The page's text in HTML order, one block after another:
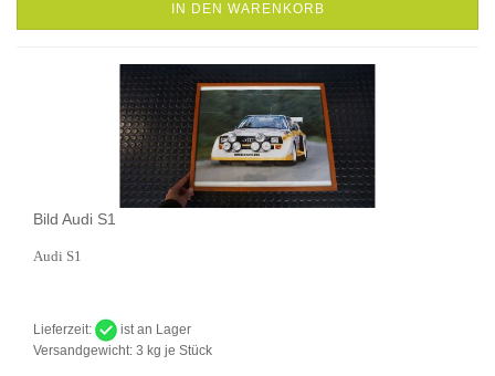
IN DEN WARENKORB
Bild Audi S1
Audi S1
Lieferzeit:
ist an Lager
Versandgewicht: 3 kg je Stück